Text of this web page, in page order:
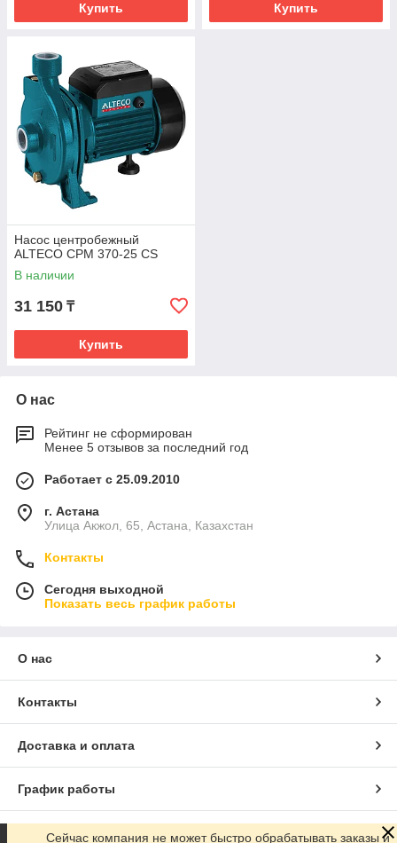
Купить Купить
Насос центробежный
ALTECO CPM 370-25 CS
В наличии
31 150 ₸
Купить
О нас
Рейтинг не сформирован
Менее 5 отзывов за последний год
Работает с 25.09.2010
г. Астана
Улица Акжол, 65, Астана, Казахстан
Контакты
Сегодня выходной
Показать весь график работы
О нас
Контакты
Доставка и оплата
График работы
Полная версия сайта
Сейчас компания не может быстро обрабатывать заказы и